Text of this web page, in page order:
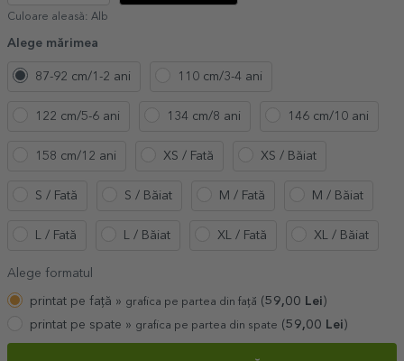
Culoare aleasă: Alb
Alege mărimea
87-92 cm/1-2 ani 110 cm/3-4 ani
122 cm/5-6 ani 134 cm/8 ani 146 cm/10 ani
158 cm/12 ani XS / Fată XS / Băiat
S / Fată S / Băiat M / Fată M / Băiat
L / Fată L / Băiat XL / Fată XL / Băiat
Alege formatul
printat pe față » grafica pe partea din față (59,00 Lei )
printat pe spate » grafica pe partea din spate (59,00 Lei)